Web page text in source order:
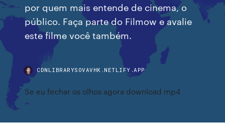
por quem mais entende de cinema, o
público. Faça parte do Filmow e avalie
este filme você também.
CDNLIBRARYSOVAVHK.NETLIFY.APP
Se eu fechar os olhos agora download mp4